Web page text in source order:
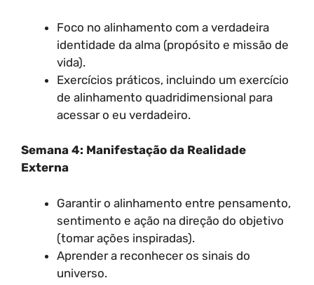
Foco no alinhamento com a verdadeira
identidade da alma (propósito e missão de
vida).
Exercícios práticos, incluindo um exercício
de alinhamento quadridimensional para
acessar o eu verdadeiro.
Semana 4: Manifestação da Realidade
Externa
Garantir o alinhamento entre pensamento,
sentimento e ação na direção do objetivo
(tomar ações inspiradas).
Aprender a reconhecer os sinais do
universo.